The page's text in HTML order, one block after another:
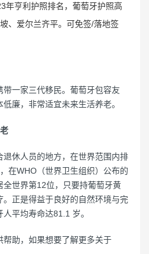
年亨利护照排名，葡萄牙护照高
、爱尔兰齐平。可免签/落地签
一家三代移民。葡萄牙包容友
廉，非常适宜未来生活养老。
休人员的地方，在世界范围内排
在WHO（世界卫生组织）公布的
全世界第12位，只要持葡萄牙黄
正是得益于良好的自然环境与完
平均寿命达81.1 岁。
助，如果想要了解更多关于